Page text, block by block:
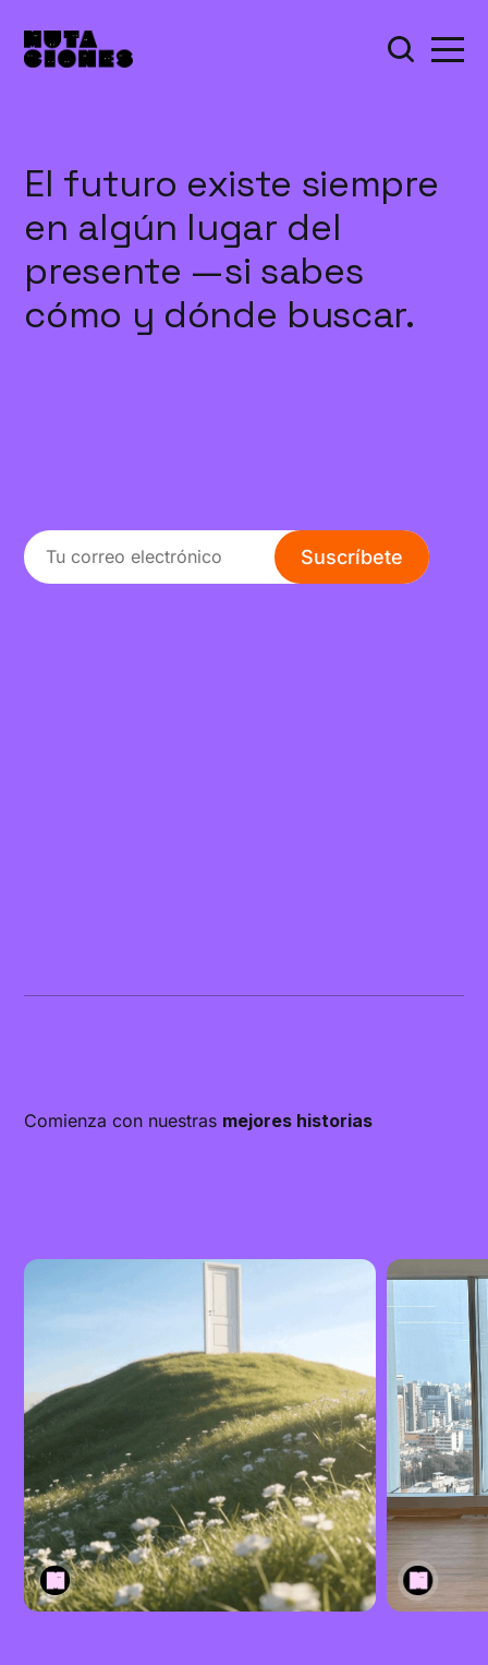
El futuro existe siempre
en algún lugar del
presente —si sabes
cómo y dónde buscar.
Suscríbete
Comienza con nuestras mejores historias